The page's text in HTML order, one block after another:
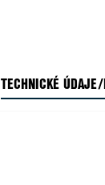
TECHNICKÉ